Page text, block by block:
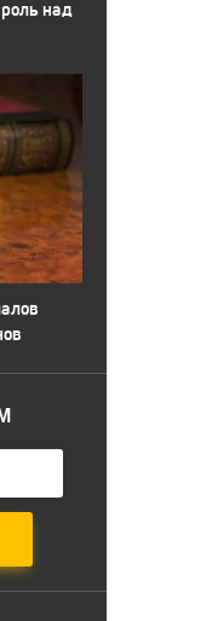
над